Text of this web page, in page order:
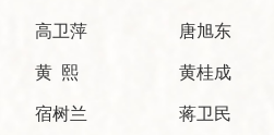
高卫萍 唐旭东
黄 熙 黄桂成
宿树兰 蒋卫民